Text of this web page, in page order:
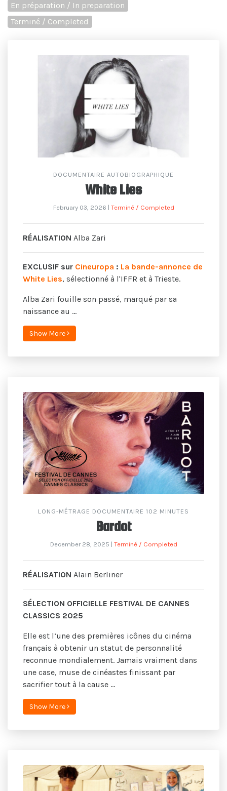
En préparation / In preparation
Terminé / Completed
DOCUMENTAIRE AUTOBIOGRAPHIQUE
White Lies
February 03, 2026 | Terminé / Completed
RÉALISATION Alba Zari
EXCLUSIF sur Cineuropa : La bande-annonce de
White Lies, sélectionné à l'IFFR et à Trieste.
Alba Zari fouille son passé, marqué par sa
naissance au ...
Show More
LONG-MÉTRAGE DOCUMENTAIRE 102 MINUTES
Bardot
December 28, 2025 | Terminé / Completed
RÉALISATION Alain Berliner
SÉLECTION OFFICIELLE FESTIVAL DE CANNES
CLASSICS 2025
Elle est l’une des premières icônes du cinéma
français à obtenir un statut de personnalité
reconnue mondialement. Jamais vraiment dans
une case, muse de cinéastes finissant par
sacrifier tout à la cause ...
Show More